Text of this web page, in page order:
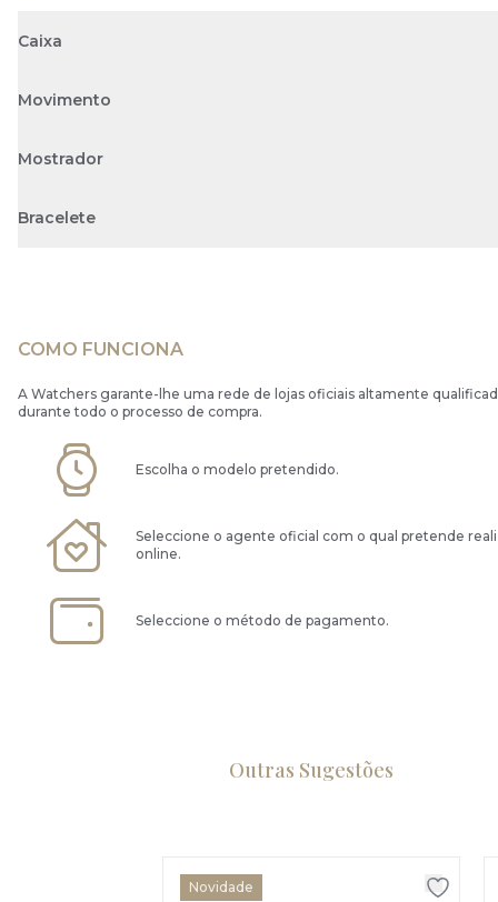
Caixa
Movimento
Mostrador
Bracelete
COMO FUNCIONA
A Watchers garante-lhe uma rede de lojas oficiais altamente
durante todo o processo de compra.
Escolha o modelo pretendido.
Seleccione o agente oficial com o qual pretende
online.
Seleccione o método de pagamento.
Outras Sugestões
Novidade